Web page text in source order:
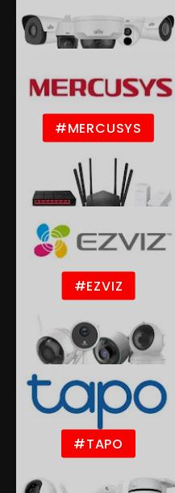
#MERCUSYS
#EZVIZ
#TAPO